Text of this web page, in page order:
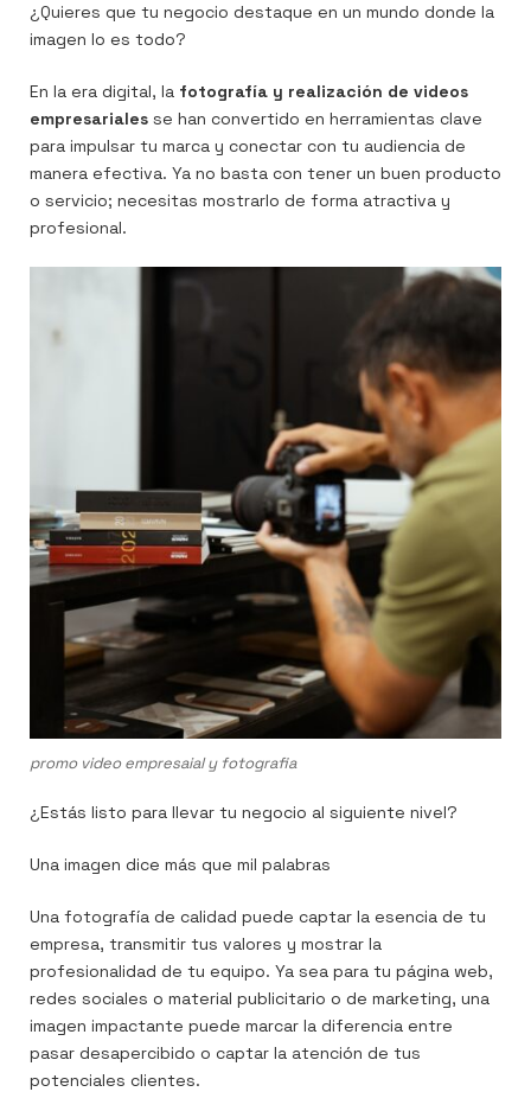
¿Quieres que tu negocio destaque en un mundo donde la
imagen lo es todo?
En la era digital, la fotografía y realización de videos
empresariales se han convertido en herramientas clave
para impulsar tu marca y conectar con tu audiencia de
manera efectiva. Ya no basta con tener un buen producto
o servicio; necesitas mostrarlo de forma atractiva y
profesional.
promo video empresaial y fotografia
¿Estás listo para llevar tu negocio al siguiente nivel?
Una imagen dice más que mil palabras
Una fotografía de calidad puede captar la esencia de tu
empresa, transmitir tus valores y mostrar la
profesionalidad de tu equipo. Ya sea para tu página web,
redes sociales o material publicitario o de marketing, una
imagen impactante puede marcar la diferencia entre
pasar desapercibido o captar la atención de tus
potenciales clientes.